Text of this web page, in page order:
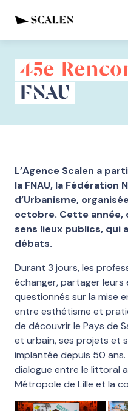
45e
FNAU
L’Agence Scalen a
la FNAU, la Fédération
d’Urbanisme,
octobre. Cette année,
sens lieux publics, qui
débats.
Durant 3 jours, les
échanger, partager
questionnés sur la mise
entre esthétisme et
de découvrir le Pays de
et urbain, ses projets et
implantée depuis 50
dialogue entre le littoral
Métropole de Lille et la